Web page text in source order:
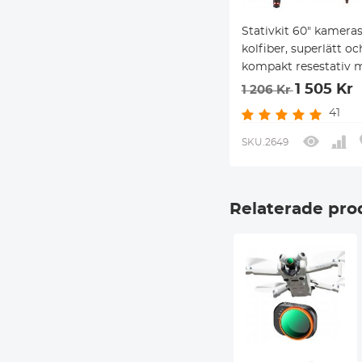
Stativkit 60"
kolfiber, superlätt
kompakt resestativ
360° kulled
flera vinklar
1 206 Kr1 505 Kr
41
SKU.2649
Relaterade